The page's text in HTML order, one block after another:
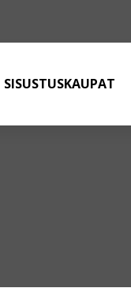
SISUSTUSKAUPAT